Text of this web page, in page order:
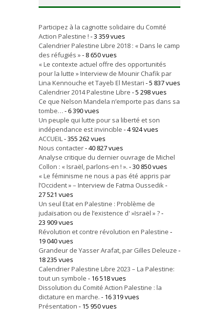
Participez à la cagnotte solidaire du Comité
Action Palestine ! - 3 359 vues
Calendrier Palestine Libre 2018 : « Dans le camp
des réfugiés »- 8 650 vues
« Le contexte actuel offre des opportunités
pour la lutte » Interview de Mounir Chafik par
Lina Kennouche et Tayeb El Mestari - 5 837 vues
Calendrier 2014 Palestine Libre - 5 298 vues
Ce que Nelson Mandela n’emporte pas dans sa
tombe… - 6 390 vues
Un peuple qui lutte pour sa liberté et son
indépendance est invincible - 4 924 vues
ACCUEIL- 355 262 vues
Nous contacter- 40 827 vues
Analyse critique du dernier ouvrage de Michel
Collon : « Israël, parlons-en ! ». - 30 850 vues
« Le féminisme ne nous a pas été appris par
l’Occident » – Interview de Fatma Oussedik-
27 521 vues
Un seul Etat en Palestine : Problème de
judaïsation ou de l’existence d' »Israël » ?-
23 909 vues
Révolution et contre révolution en Palestine -
19 040 vues
Grandeur de Yasser Arafat, par Gilles Deleuze -
18 235 vues
Calendrier Palestine Libre 2023 – La Palestine:
tout un symbole - 16 518 vues
Dissolution du Comité Action Palestine : la
dictature en marche. - 16 319 vues
Présentation - 15 950 vues